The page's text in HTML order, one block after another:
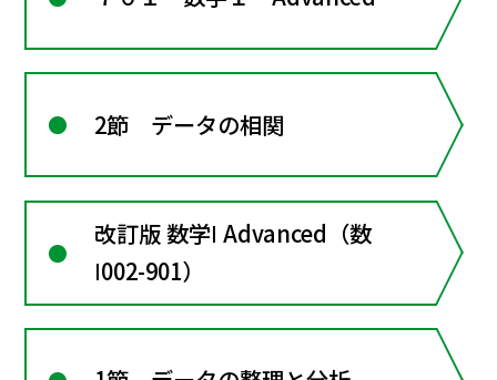
2節 データの相関
改訂版 数学Ⅰ Advanced（数
Ⅰ002-901）